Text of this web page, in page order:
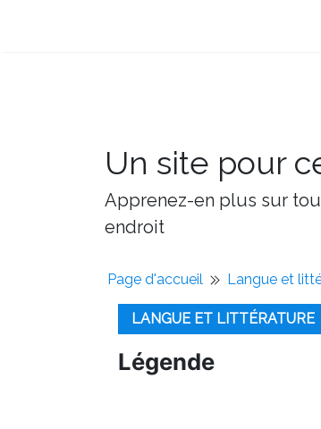
Un site pour
Apprenez-en plus sur
endroit
Page d'accueil Langue et
LANGUE ET LITTÉRATURE
Légende